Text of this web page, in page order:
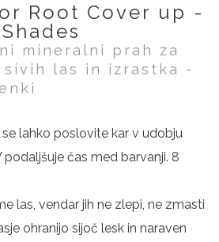
Root Cover up -
mineralni prah za
las in izrastka -
lahko poslovite kar v udobju
čas med barvanji. 8
las, vendar jih ne zlepi, ne zmasti
ohranijo sijoč lesk in naraven